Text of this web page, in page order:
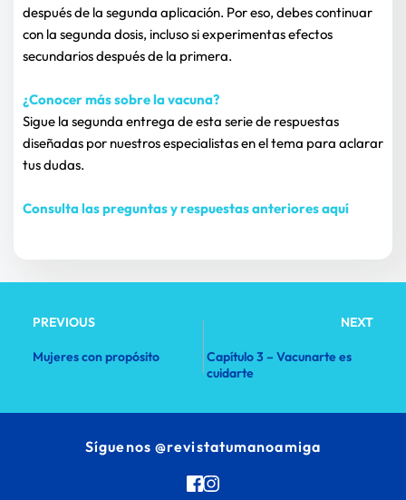
después de la segunda aplicación. Por eso, debes continuar
con la segunda dosis, incluso si experimentas efectos
secundarios después de la primera.
¿Conocer más sobre la vacuna?
Sigue la segunda entrega de esta serie de respuestas
diseñadas por nuestros especialistas en el tema para aclarar
tus dudas.
Consulta las preguntas y respuestas anteriores aquí
PREVIOUS NEXT
Mujeres con propósito
Capítulo 3 – Vacunarte es
cuidarte
Síguenos @revistatumanoamiga